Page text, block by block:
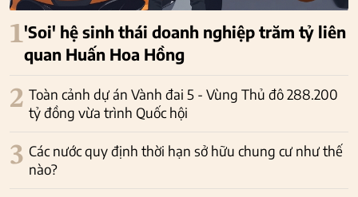
1'Soi' hệ sinh thái doanh nghiệp trăm tỷ liên
quan Huấn Hoa Hồng
2 Toàn cảnh dự án Vành đai 5 - Vùng Thủ đô 288.200
tỷ đồng vừa trình Quốc hội
3 Các nước quy định thời hạn sở hữu chung cư như thế
nào?